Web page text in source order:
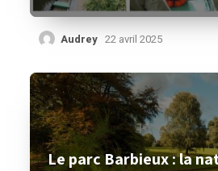
Audrey 22 avril 2025
Le parc Barbieux : la